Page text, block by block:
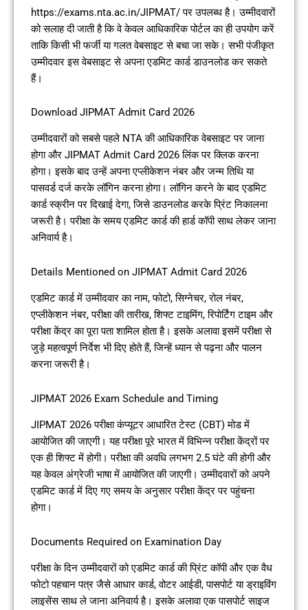
https://exams.nta.ac.in/JIPMAT/ पर उपलब्ध है। उम्मीदवारों
को सलाह दी जाती है कि वे केवल आधिकारिक पोर्टल का ही उपयोग करें
ताकि किसी भी फर्जी या गलत वेबसाइट से बचा जा सके। सभी पंजीकृत
उम्मीदवार इस वेबसाइट से अपना एडमिट कार्ड डाउनलोड कर सकते
हैं।
Download JIPMAT Admit Card 2026
उम्मीदवारों को सबसे पहले NTA की आधिकारिक वेबसाइट पर जाना
होगा और JIPMAT Admit Card 2026 लिंक पर क्लिक करना
होगा। इसके बाद उन्हें अपना एप्लीकेशन नंबर और जन्म तिथि या
पासवर्ड दर्ज करके लॉगिन करना होगा। लॉगिन करने के बाद एडमिट
कार्ड स्क्रीन पर दिखाई देगा, जिसे डाउनलोड करके प्रिंट निकालना
जरूरी है। परीक्षा के समय एडमिट कार्ड की हार्ड कॉपी साथ लेकर जाना
अनिवार्य है।
Details Mentioned on JIPMAT Admit Card 2026
एडमिट कार्ड में उम्मीदवार का नाम, फोटो, सिग्नेचर, रोल नंबर,
एप्लीकेशन नंबर, परीक्षा की तारीख, शिफ्ट टाइमिंग, रिपोर्टिंग टाइम और
परीक्षा केंद्र का पूरा पता शामिल होता है। इसके अलावा इसमें परीक्षा से
जुड़े महत्वपूर्ण निर्देश भी दिए होते हैं, जिन्हें ध्यान से पढ़ना और पालन
करना जरूरी है।
JIPMAT 2026 Exam Schedule and Timing
JIPMAT 2026 परीक्षा कंप्यूटर आधारित टेस्ट (CBT) मोड में
आयोजित की जाएगी। यह परीक्षा पूरे भारत में विभिन्न परीक्षा केंद्रों पर
एक ही शिफ्ट में होगी। परीक्षा की अवधि लगभग 2.5 घंटे की होगी और
यह केवल अंग्रेजी भाषा में आयोजित की जाएगी। उम्मीदवारों को अपने
एडमिट कार्ड में दिए गए समय के अनुसार परीक्षा केंद्र पर पहुंचना
होगा।
Documents Required on Examination Day
परीक्षा के दिन उम्मीदवारों को एडमिट कार्ड की प्रिंट कॉपी और एक वैध
फोटो पहचान पत्र जैसे आधार कार्ड, वोटर आईडी, पासपोर्ट या ड्राइविंग
लाइसेंस साथ ले जाना अनिवार्य है। इसके अलावा एक पासपोर्ट साइज